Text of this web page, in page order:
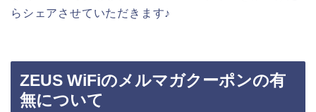
らシェアさせていただきます♪
ZEUS WiFiのメルマガクーポンの有
無について